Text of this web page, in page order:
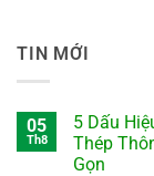
TIN MỚI
05
Th8
5 Dấu
Thép
Gọn